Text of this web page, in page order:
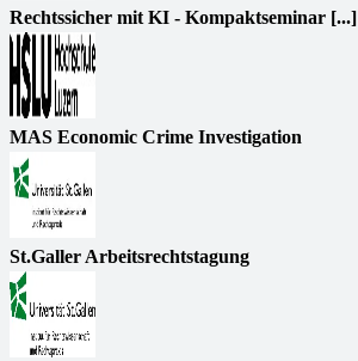
Rechtssicher mit KI - Kompaktseminar [...]
MAS Economic Crime Investigation
St.Galler Arbeitsrechtstagung